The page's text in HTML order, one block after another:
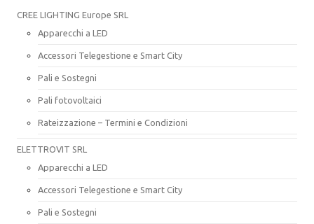
CREE LIGHTING Europe SRL
Apparecchi a LED
Accessori Telegestione e Smart City
Pali e Sostegni
Pali fotovoltaici
Rateizzazione – Termini e Condizioni
ELETTROVIT SRL
Apparecchi a LED
Accessori Telegestione e Smart City
Pali e Sostegni